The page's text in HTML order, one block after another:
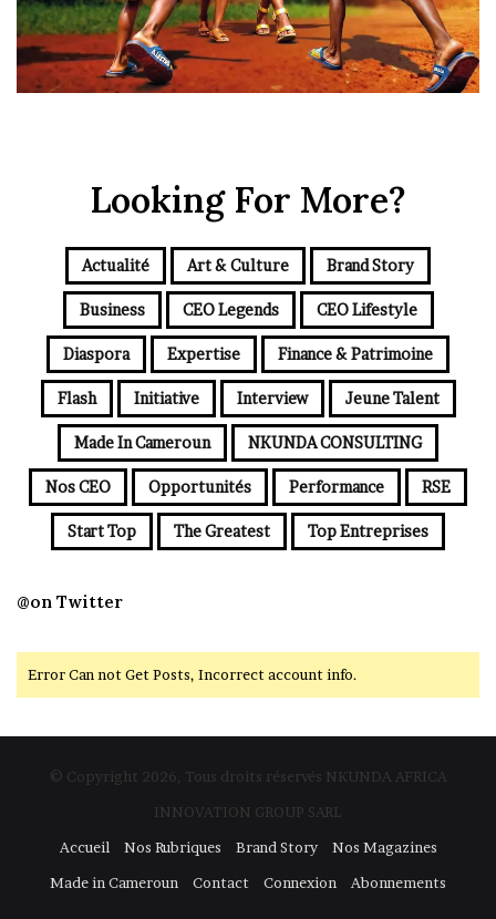
Looking For More?
Actualité Art & Culture Brand Story
Business CEO Legends CEO Lifestyle
Diaspora Expertise Finance & Patrimoine
Flash Initiative Interview Jeune Talent
Made In Cameroun NKUNDA CONSULTING
Nos CEO Opportunités Performance RSE
Start Top The Greatest Top Entreprises
@on Twitter
Error Can not Get Posts, Incorrect account info.
© Copyright 2026, Tous droits réservés NKUNDA AFRICA
INNOVATION GROUP SARL
Accueil
Nos Rubriques Brand Story
Nos Magazines
Made in Cameroun
Contact Connexion Abonnements